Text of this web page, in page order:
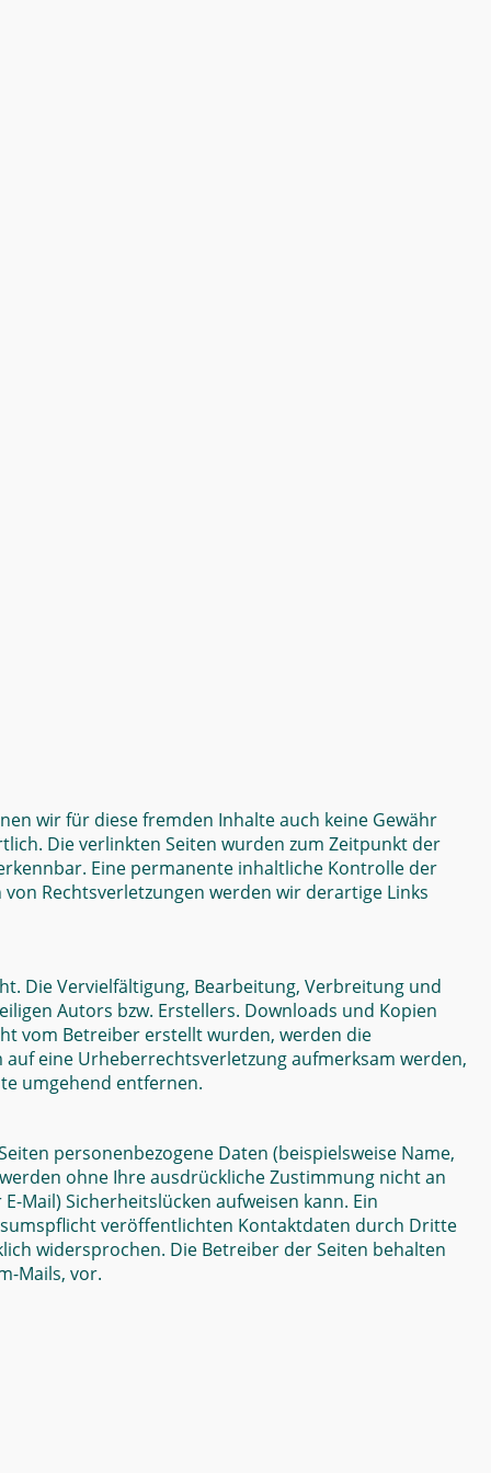
wir für diese fremden Inhalte auch keine Gewähr
Die verlinkten Seiten wurden zum Zeitpunkt der
Eine permanente inhaltliche Kontrolle der
Rechtsverletzungen werden wir derartige Links
Die Vervielfältigung, Bearbeitung, Verbreitung und
Autors bzw. Erstellers. Downloads und Kopien
vom Betreiber erstellt wurden, werden die
eine Urheberrechtsverletzung aufmerksam werden,
umgehend entfernen.
personenbezogene Daten (beispielsweise Name,
ohne Ihre ausdrückliche Zustimmung nicht an
Mail) Sicherheitslücken aufweisen kann. Ein
veröffentlichten Kontaktdaten durch Dritte
widersprochen. Die Betreiber der Seiten behalten
Mails, vor.